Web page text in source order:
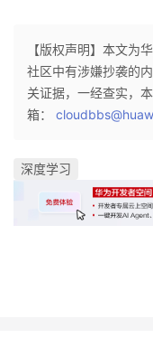
【版权声明】本文为
社区中有涉嫌抄袭的
关证据，一经查实，
箱：
深度学习